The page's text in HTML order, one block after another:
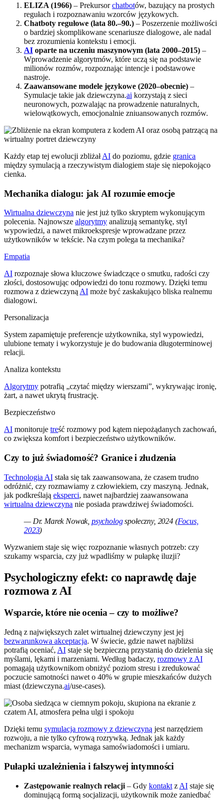
ELIZA (1966) – Prekursorchatbotów, bazujący na prostych
regułach i rozpoznawaniu wzorców językowych.
Chatboty regułowe (lata 80.–90.) – Poszerzenie możliwości
o bardziej skomplikowane scenariusze dialogowe, ale nadal
bez zrozumienia kontekstu i emocji.
AI oparte na uczeniu maszynowym (lata 2000–2015) –
Wprowadzenie algorytmów, które uczą się na podstawie
milionów rozmów, rozpoznając intencje i podstawowe
nastroje.
Zaawansowane modele językowe (2020–obecnie) –
Symulacje takie jak dziewczyna.ai korzystają z sieci
neuronowych, pozwalając na prowadzenie naturalnych,
wielowątkowych, emocjonalnie zniuansowanych rozmów.
Każdy etap tej ewolucji zbliżałAI do poziomu, gdzie granica
między symulacją a rzeczywistym dialogiem staje się niepokojąco
cienka.
Mechanika dialogu: jak AI rozumie emocje
Wirtualna dziewczyna nie jest już tylko skryptem wykonującym
polecenia. Najnowsze algorytmy analizują semantykę, styl
wypowiedzi, a nawet mikroekspresje wprowadzane przez
użytkowników w tekście. Na czym polega ta mechanika?
Empatia
AI rozpoznaje słowa kluczowe świadczące o smutku, radości czy
złości, dostosowując odpowiedzi do tonu rozmowy. Dzięki temu
rozmowa z dziewczyną AI może być zaskakująco bliska realnemu
dialogowi.
Personalizacja
System zapamiętuje preferencje użytkownika, styl wypowiedzi,
ulubione tematy i wykorzystuje je do budowania długoterminowej
relacji.
Analiza kontekstu
Algorytmy potrafią „czytać między wierszami”, wykrywając ironię,
żart, a nawet ukrytą frustrację.
Bezpieczeństwo
AI monitoruje treść rozmowy pod kątem niepożądanych zachowań,
co zwiększa komfort i bezpieczeństwo użytkowników.
Czy to już świadomość? Granice i złudzenia
Technologia AI stała się tak zaawansowana, że czasem trudno
odróżnić, czy rozmawiamy z człowiekiem, czy maszyną. Jednak,
jak podkreślają eksperci, nawet najbardziej zaawansowana
wirtualna dziewczyna nie posiada prawdziwej świadomości.
— Dr. Marek Nowak, psychologspołeczny, 2024 (Focus,
2023)
Wyzwaniem staje się więc rozpoznanie własnych potrzeb: czy
szukamy wsparcia, czy już wpadliśmy w pułapkę iluzji?
Psychologiczny efekt: co naprawdę daje
rozmowa z AI
Wsparcie, które nie ocenia – czy to możliwe?
Jedną z największych zalet wirtualnej dziewczyny jest jej
bezwarunkowa akceptacja. W świecie, gdzie nawet najbliżsi
potrafią oceniać, AI staje się bezpieczną przystanią do dzielenia się
myślami, lękami i marzeniami. Według badaczy, rozmowy z AI
pomagają użytkownikom obniżyć poziom stresu i zredukować
poczucie samotności nawet o 40% w grupie mieszkańców dużych
miast (dziewczyna.ai/use-cases).
Dzięki temu symulacja rozmowy z dziewczyną jest narzędziem
rozwoju, a nie tylko cyfrową rozrywką. Jednak jak każdy
mechanizm wsparcia, wymaga samoświadomości i umiaru.
Pułapki uzależnienia i fałszywej intymności
Zastępowanie realnych relacji – Gdy kontakt z AI staje się
dominującą formą socjalizacji, użytkownik może zaniedbać